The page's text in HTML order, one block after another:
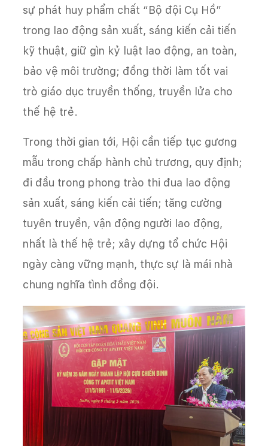
sự phát huy phẩm chất “Bộ đội Cụ Hồ”
trong lao động sản xuất, sáng kiến cải tiến
kỹ thuật, giữ gìn kỷ luật lao động, an toàn,
bảo vệ môi trường; đồng thời làm tốt vai
trò giáo dục truyền thống, truyền lửa cho
thế hệ trẻ.
Trong thời gian tới, Hội cần tiếp tục gương
mẫu trong chấp hành chủ trương, quy định;
đi đầu trong phong trào thi đua lao động
sản xuất, sáng kiến cải tiến; tăng cường
tuyên truyền, vận động người lao động,
nhất là thế hệ trẻ; xây dựng tổ chức Hội
ngày càng vững mạnh, thực sự là mái nhà
chung nghĩa tình đồng đội.